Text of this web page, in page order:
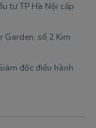
tư TP Hà Nội cấp
Garden, số 2 Kim
đốc điều hành